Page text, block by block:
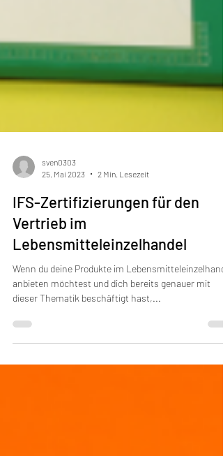
sven0303
25. Mai 2023
2 Min. Lesezeit
IFS-Zertifizierungen für den
Vertrieb im
dieser Thematik beschäftigt hast,...